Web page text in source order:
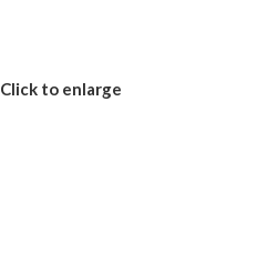
Click to enlarge